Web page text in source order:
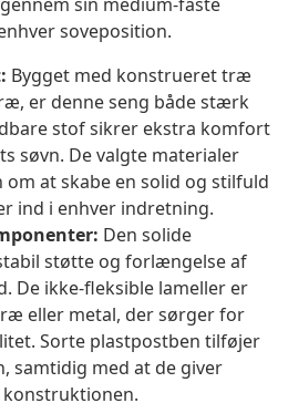
soveposition.
Bygget med konstrueret træ
er denne seng både stærk
stof sikrer ekstra komfort
søvn. De valgte materialer
at skabe en solid og stilfuld
ind i enhver indretning.
Den solide
støtte og forlængelse af
De ikke-fleksible lameller er
eller metal, der sørger for
Sorte plastpostben tilføjer
samtidig med at de giver